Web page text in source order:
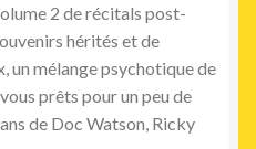
2 de récitals post-
hérités et de
un mélange psychotique de
prêts pour un peu de
de Doc Watson, Ricky